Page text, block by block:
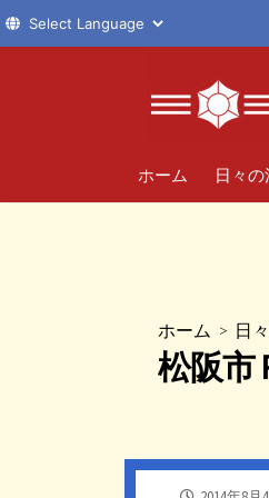
へ
ホーム 日々
ホーム > 日
松阪市
公